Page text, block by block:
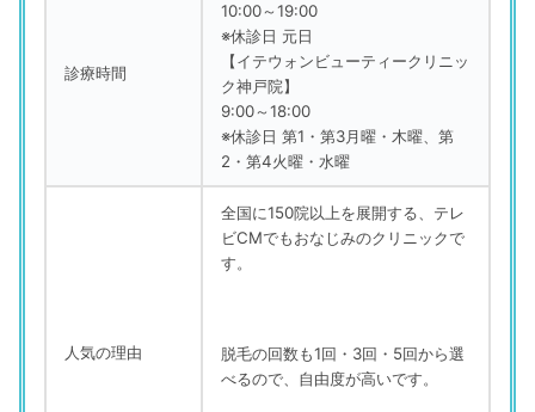
診療時間
10:00～19:00
※休診日 元日
【イテウォンビューティークリニッ
ク神戸院】
9:00～18:00
※休診日 第1・第3月曜・木曜、第
2・第4火曜・水曜
人気の理由
全国に150院以上を展開する、テレ
ビCMでもおなじみのクリニックで
す。
脱毛の回数も1回・3回・5回から選
べるので、自由度が高いです。